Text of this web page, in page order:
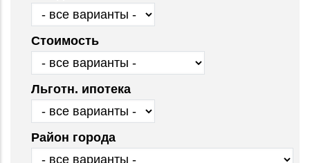
Стоимость
Льготн. ипотека
Район города